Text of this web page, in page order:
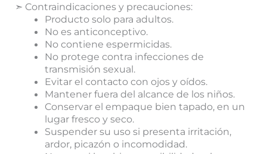
➣ Contraindicaciones y precauciones:
Producto solo para adultos.
No es anticonceptivo.
No contiene espermicidas.
No protege contra infecciones de
transmisión sexual.
Evitar el contacto con ojos y oídos.
Mantener fuera del alcance de los niños.
Conservar el empaque bien tapado, en un
lugar fresco y seco.
Suspender su uso si presenta irritación,
ardor, picazón o incomodidad.